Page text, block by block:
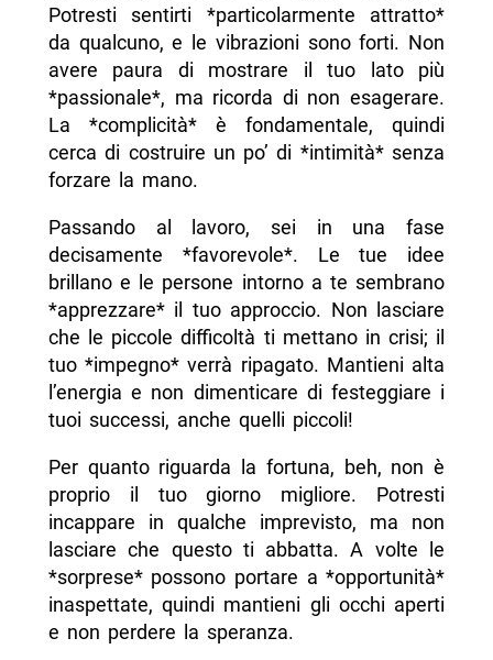
Potresti sentirti *particolarmente attratto*
da qualcuno, e le vibrazioni sono forti. Non
avere paura di mostrare il tuo lato più
*passionale*, ma ricorda di non esagerare.
La *complicità* è fondamentale, quindi
cerca di costruire un po’ di *intimità* senza
forzare la mano.
Passando al lavoro, sei in una fase
decisamente *favorevole*. Le tue idee
brillano e le persone intorno a te sembrano
*apprezzare* il tuo approccio. Non lasciare
che le piccole difficoltà ti mettano in crisi; il
tuo *impegno* verrà ripagato. Mantieni alta
l’energia e non dimenticare di festeggiare i
tuoi successi, anche quelli piccoli!
Per quanto riguarda la fortuna, beh, non è
proprio il tuo giorno migliore. Potresti
incappare in qualche imprevisto, ma non
lasciare che questo ti abbatta. A volte le
*sorprese* possono portare a *opportunità*
inaspettate, quindi mantieni gli occhi aperti
e non perdere la speranza.